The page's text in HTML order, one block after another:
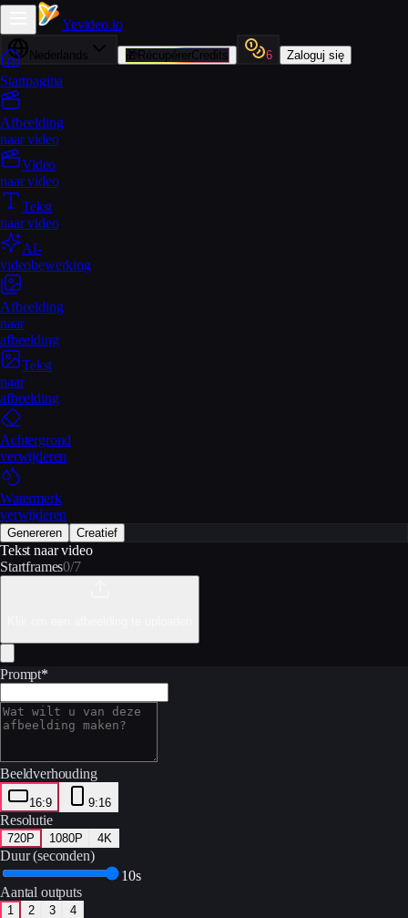
Yevideo.io
Nederlands 🎁RécupérerCredits 6 Zaloguj się
Startpagina
Afbeelding
naar video
Video
naar video
Tekst
naar video
AI-
videobewerking
Afbeelding
naar
afbeelding
Tekst
naar
afbeelding
Achtergrond
verwijderen
Watermerk
verwijderen
Genereren Creatief
Tekst naar video
Startframes0/7
Prompt*
Beeldverhouding
16:9 9:16
Resolutie
720P 1080P 4K
Duur (seconden)
10s
Aantal outputs
1 2 3 4